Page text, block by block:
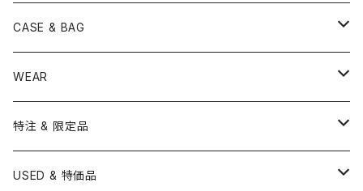
USED / Vintage
BONNEY DRUM JAPAN
LUDWIG
ISTANBUL AGOP
BEATER
DRUM STICK
MARCHING STICK
ELECTRICK DRUM
DARBUKA
PANDEIRO
TAMBORIM
HAND PAN
SUSPENDED CYMBAL
TAMBORIN
TRAIANGLE
STICK
MALLET
MARIMBA
VIBRAPHONE
楽譜
打楽器ソロ
GONG
EVANS
6" HEAD
8" HEAD
BASS DRUM HEAD
18" HEAD
20" HEAD
OTHER HEAD
Boom Stand
Straight Stand
Snare Stands
Hi-Hat Stands
Drum Pedals
Single Pedal
Hadware Kits
CYMBAL
PAD
BOOK ＆ MOVIE
Rhythm & Drums magazine
CASE & BAG
STICK BAG
Link of Happiness
CYMBAL CASE
PERCUSSION CASE
WEAR
BURR FINE COFFEE
HI-HAT
特注 & 限定品
ZIldjian 選定シンバル
USED & 特価品